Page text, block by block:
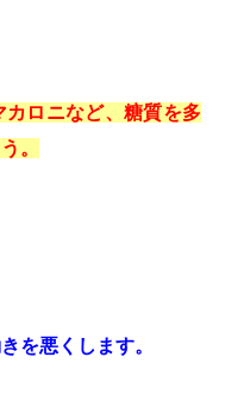
カロニなど、糖質を多
。
を悪くします。